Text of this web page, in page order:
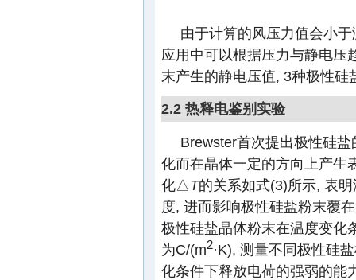
由于计算的风压力值会小
应用中可以根据压力与静电压
末产生的静电压值, 3种极性
2.2 热释电鉴别实验
Brewster首次提出极性硅盐
化而在晶体一定的方向上产
化△T的关系如式(3)所示, 表
度, 进而影响极性硅盐粉末覆
极性硅盐晶体粉末在温度变化
为C/(m2·K), 测量不同极性硅
化条件下释放电荷的强弱的能